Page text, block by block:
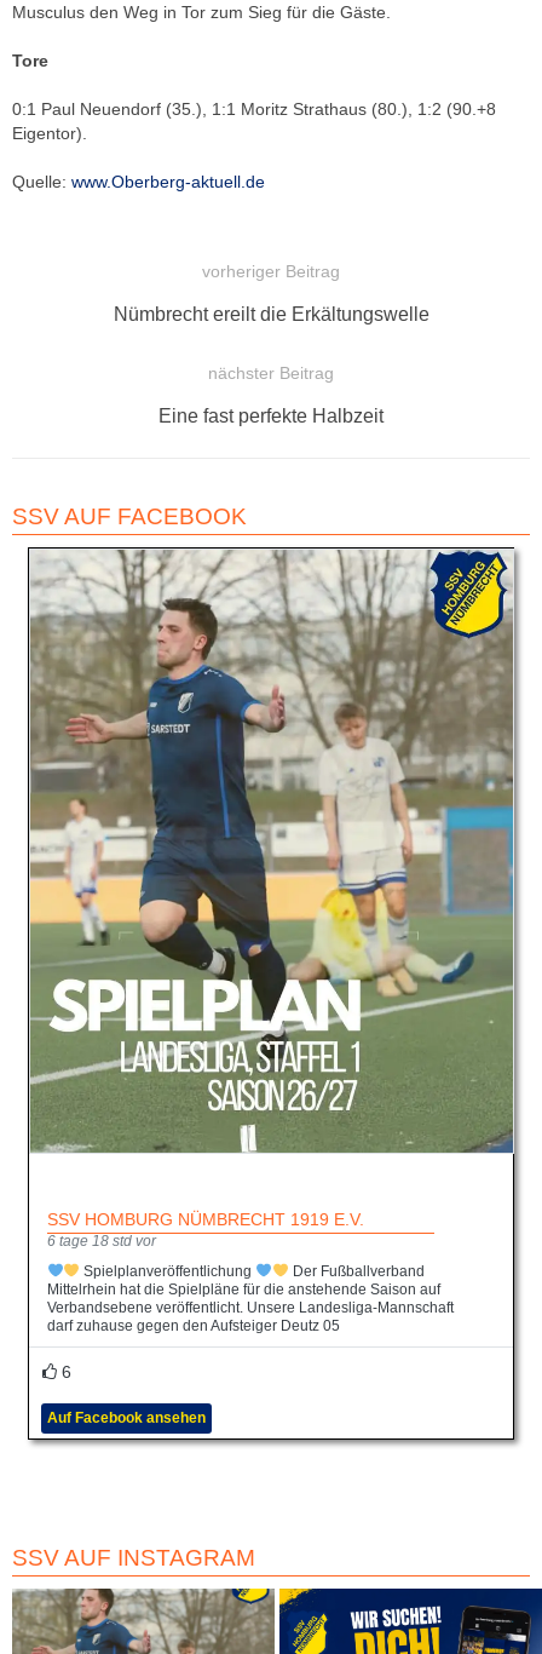
Musculus den Weg in Tor zum Sieg für die Gäste.
Tore
0:1 Paul Neuendorf (35.), 1:1 Moritz Strathaus (80.), 1:2 (90.+8
Eigentor).
Quelle: www.Oberberg-aktuell.de
vorheriger Beitrag
Vorheriger
Nümbrecht ereilt die Erkältungswelle
nächster Beitrag
Nächster
Eine fast perfekte Halbzeit
SSV AUF FACEBOOK
SSV HOMBURG NÜMBRECHT 1919 E.V.
6 tage 18 std vor
Spielplanveröffentlichung
Der Fußballverband
Mittelrhein hat die Spielpläne für die anstehende Saison auf
Verbandsebene veröffentlicht. Unsere Landesliga-Mannschaft
darf zuhause gegen den Aufsteiger Deutz 05
6
Auf Facebook ansehen
SSV AUF INSTAGRAM